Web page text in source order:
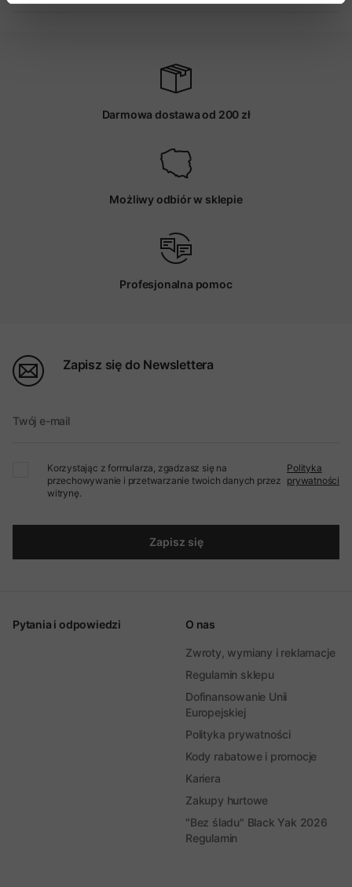
Darmowa dostawa od 200 zł
Możliwy odbiór w sklepie
Profesjonalna pomoc
Zapisz się do Newslettera
Twój e-mail
Korzystając z formularza, zgadzasz się na
przechowywanie i przetwarzanie twoich danych przez
witrynę.
Polityka
prywatności
Zapisz się
Pytania i odpowiedzi O nas
Zwroty, wymiany i reklamacje
Regulamin sklepu
Dofinansowanie Unii
Europejskiej
Polityka prywatności
Kody rabatowe i promocje
Kariera
Zakupy hurtowe
"Bez śladu" Black Yak 2026
Regulamin